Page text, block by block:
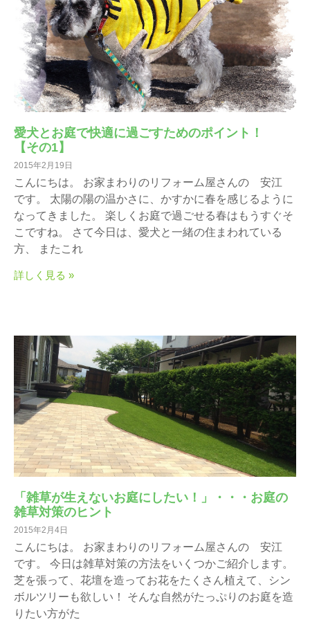
愛犬とお庭で快適に過ごすためのポイント！
【その1】
2015年2月19日
こんにちは。 お家まわりのリフォーム屋さんの 安江
です。 太陽の陽の温かさに、かすかに春を感じるように
なってきました。 楽しくお庭で過ごせる春はもうすぐそ
こですね。 さて今日は、愛犬と一緒の住まわれている
方、 またこれ
詳しく見る »
「雑草が生えないお庭にしたい！」・・・お庭の
雑草対策のヒント
2015年2月4日
こんにちは。 お家まわりのリフォーム屋さんの 安江
です。 今日は雑草対策の方法をいくつかご紹介します。
芝を張って、花壇を造ってお花をたくさん植えて、シン
ボルツリーも欲しい！ そんな自然がたっぷりのお庭を造
りたい方がた